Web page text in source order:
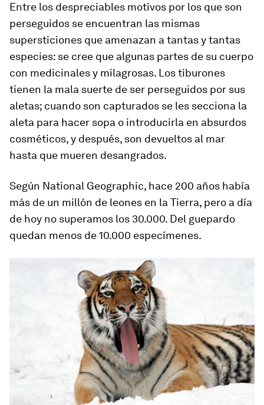
Entre los despreciables motivos por los que son
perseguidos se encuentran las mismas
supersticiones que amenazan a tantas y tantas
especies: se cree que algunas partes de su cuerpo
con medicinales y milagrosas. Los tiburones
tienen la mala suerte de ser perseguidos por sus
aletas; cuando son capturados se les secciona la
aleta para hacer sopa o introducirla en absurdos
cosméticos, y después, son devueltos al mar
hasta que mueren desangrados.
Según National Geographic, hace 200 años había
más de un millón de leones en la Tierra, pero a día
de hoy no superamos los 30.000. Del guepardo
quedan menos de 10.000 especímenes.